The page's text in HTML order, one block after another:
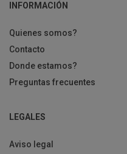
INFORMACIÓN
Quienes somos?
Contacto
Donde estamos?
Preguntas frecuentes
LEGALES
Aviso legal